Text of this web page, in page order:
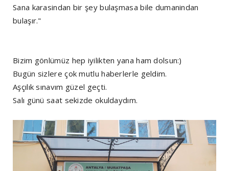
Sana karasindan bir şey bulaşmasa bile dumanindan
bulaşır."
Bizim gönlümüz hep iyilikten yana ham dolsun:)
Bugün sizlere çok mutlu haberlerle geldim.
Aşçılık sınavım güzel geçti.
Salı günü saat sekizde okuldaydım.